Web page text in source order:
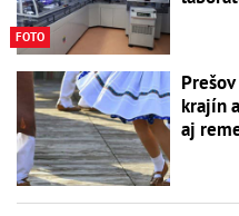
FOTO
krajín
aj